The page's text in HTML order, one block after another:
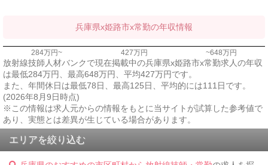
兵庫県x姫路市x常勤の年収情報
284万円~ 427万円 ~648万円
放射線技師人材バンクで現在掲載中の兵庫県x姫路市x常勤求人の年収
は最低284万円、最高648万円、平均427万円です。
また、年間休日は最低78日、最高125日、平均的には111日です。
(2026年8月9日時点)
※この情報は求人元からの情報をもとに当サイトが試算した参考値で
あり、実態とは差異が生じている場合があります。
エリアを絞り込む